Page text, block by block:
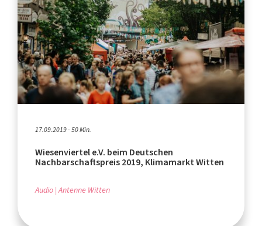
17.09.2019 - 50 Min.
Wiesenviertel e.V. beim Deutschen
Nachbarschaftspreis 2019, Klimamarkt Witten
Audio Antenne Witten